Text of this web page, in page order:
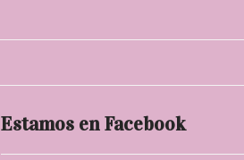
Estamos en Facebook